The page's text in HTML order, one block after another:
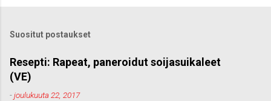
o
m
n
t
Suositut postaukset
Resepti: Rapeat, paneroidut soijasuikaleet
(VE)
-joulukuuta 22, 2017